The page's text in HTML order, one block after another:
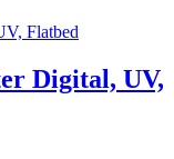
Digital, UV,